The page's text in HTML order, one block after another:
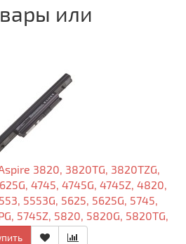
или
3820, 3820TG, 3820TZG,
4745, 4745G, 4745Z, 4820,
5553G, 5625, 5625G, 5745,
5745Z, 5820, 5820G, 5820TG,
Li-Ion 5200mAh, 11.1V Оригинал